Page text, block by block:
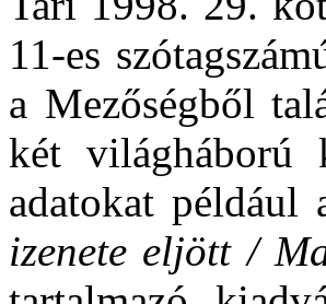
11-es
a Mezőségből
két világháború
adatokat
izenete eljött /